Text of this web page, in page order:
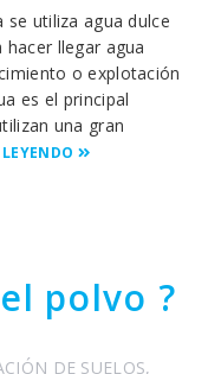
utiliza agua dulce
llegar agua
o explotación
es el principal
una gran
LEYENDO
polvo ?
DE SUELOS,